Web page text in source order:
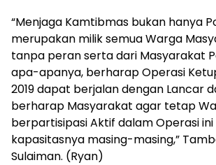
“Menjaga Kamtibmas bukan hanya
merupakan milik semua Warga
tanpa peran serta dari Masyarakat
apa-apanya, berharap Operasi
2019 dapat berjalan dengan Lancar
berharap Masyarakat agar tetap
berpartisipasi Aktif dalam Operasi ini
kapasitasnya masing-masing,”
Sulaiman. (Ryan)